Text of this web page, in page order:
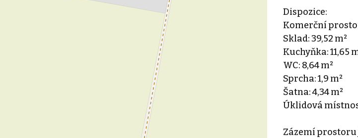
Dispozice:
Komerční
Sklad: 39,52 m²
Kuchyňka: 11,65
WC: 8,64 m²
Sprcha: 1,9 m²
Šatna: 4,34 m²
Úklidová
Zázemí prostoru